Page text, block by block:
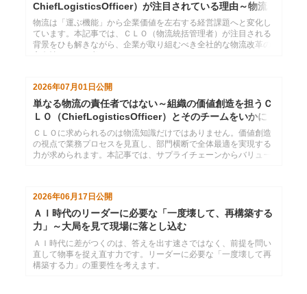
ChiefLogisticsOfficer）が注目されている理由～物流
2024年問題のその先へ
物流は「運ぶ機能」から企業価値を左右する経営課題へと変化し
ています。本記事では、ＣＬＯ（物流統括管理者）が注目される
背景をひも解きながら、企業が取り組むべき全社的な物流改革の
2026年07月01日公開
単なる物流の責任者ではない～組織の価値創造を担うＣ
ＬＯ（ChiefLogisticsOfficer）とそのチームをいかに
育てるか
ＣＬＯに求められるのは物流知識だけではありません。価値創造
の視点で業務プロセスを見直し、部門横断で全体最適を実現する
力が求められます。本記事では、サプライチェーンからバリュー
2026年06月17日 公開
ＡＩ時代のリーダーに必要な「一度壊して、再構築する
力」～大局を見て現場に落とし込む
ＡＩ時代に差がつくのは、答えを出す速さではなく、前提を問い
直して物事を捉え直す力です。リーダーに必要な「一度壊して再
構築する力」の重要性を考えます。